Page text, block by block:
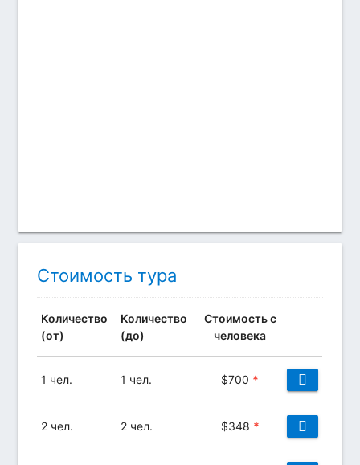
Стоимость тура
Количество
(от)
Количество
(до)
Стоимость с
человека
1 чел. 1 чел. $700 *
2 чел. 2 чел. $348 *